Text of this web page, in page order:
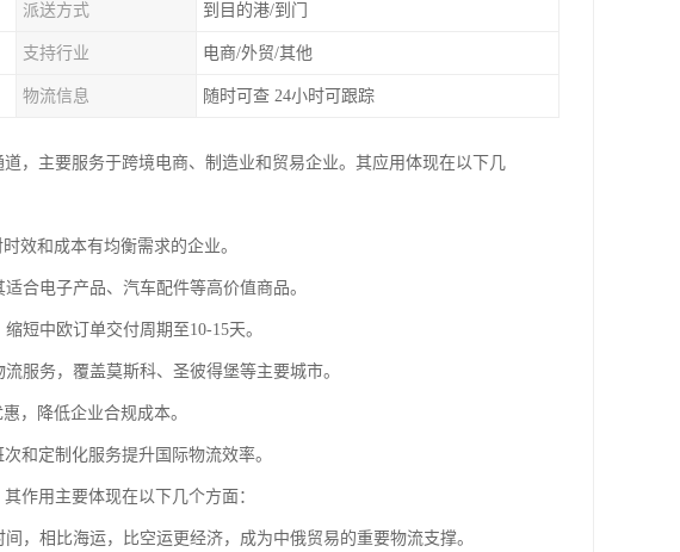
派送方式 到目的港/到门
支持行业 电商/外贸/其他
物流信息 随时可查 24小时可跟踪
，主要服务于跨境电商、制造业和贸易企业。其应用体现在以下几
效和成本有均衡需求的企业。
合电子产品、汽车配件等高价值商品。
短中欧订单交付周期至10-15天。
服务，覆盖莫斯科、圣彼得堡等主要城市。
，降低企业合规成本。
和定制化服务提升国际物流效率。
作用主要体现在以下几个方面：
，相比海运，比空运更经济，成为中俄贸易的重要物流支撑。